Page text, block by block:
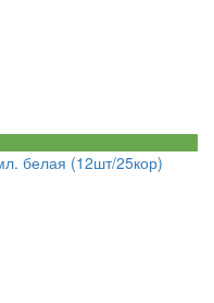
белая (12шт/25кор)